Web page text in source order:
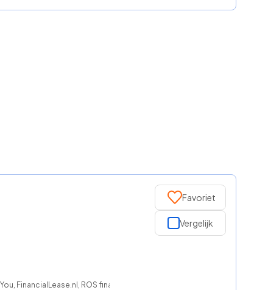
FinancialLease.nl, ROS finance
Favoriet
Vergelijk